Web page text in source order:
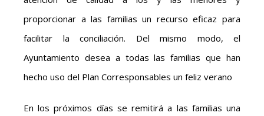
proporcionar a las familias un recurso eficaz para
facilitar la conciliación. Del mismo modo, el
Ayuntamiento desea a todas las familias que han
hecho uso del Plan Corresponsables un feliz verano
En los próximos días se remitirá a las familias una